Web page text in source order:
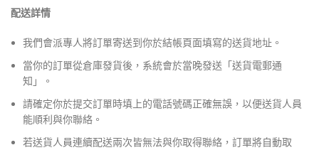
配送詳情
我們會派專人將訂單寄送到你於結帳頁面填寫的送貨地址。
當你的訂單從倉庫發貨後，系統會於當晚發送「送貨電郵通
知」。
請確定你於提交訂單時填上的電話號碼正確無誤，以便送貨人員
能順利與你聯絡。
若送貨人員連續配送兩次皆無法與你取得聯絡，訂單將自動取